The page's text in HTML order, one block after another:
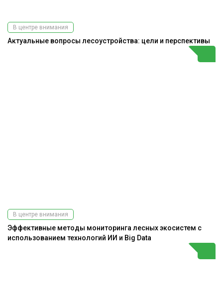
В центре внимания
Актуальные вопросы лесоустройства: цели и перспективы
В центре внимания
Эффективные методы мониторинга лесных экосистем с
использованием технологий ИИ и Big Data